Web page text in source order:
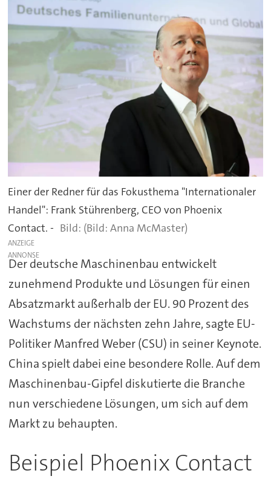
Einer der Redner für das Fokusthema "Internationaler
Handel": Frank Stührenberg, CEO von Phoenix
Contact. -
(Bild: Anna McMaster)
ANZEIGE
Der deutsche Maschinenbau entwickelt
zunehmend Produkte und Lösungen für einen
Absatzmarkt außerhalb der EU. 90 Prozent des
Wachstums der nächsten zehn Jahre, sagte EU-
Politiker Manfred Weber (CSU) in seiner Keynote.
China spielt dabei eine besondere Rolle. Auf dem
Maschinenbau-Gipfel diskutierte die Branche
nun verschiedene Lösungen, um sich auf dem
Markt zu behaupten.
Beispiel Phoenix Contact